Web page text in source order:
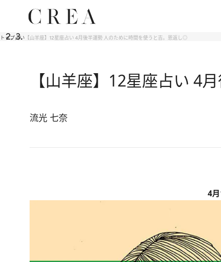
トップ占い 【山羊座】12星座占い 4月後半運勢 人のために時間を使うと吉。恩返し◎
【山羊座】12星座占い 4
流光 七奈
4